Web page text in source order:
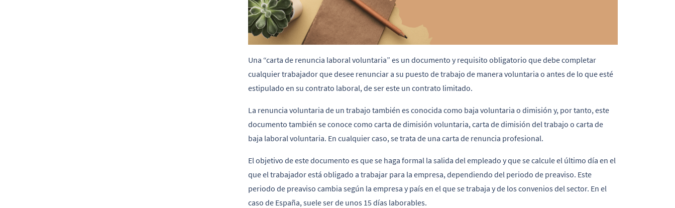
Una “carta de renuncia laboral voluntaria” es un documento y requisito obligatorio que debe completar
cualquier trabajador que desee renunciar a su puesto de trabajo de manera voluntaria o antes de lo que esté
estipulado en su contrato laboral, de ser este un contrato limitado.
La renuncia voluntaria de un trabajo también es conocida como baja voluntaria o dimisión y, por tanto, este
documento también se conoce como carta de dimisión voluntaria, carta de dimisión del trabajo o carta de
baja laboral voluntaria. En cualquier caso, se trata de una carta de renuncia profesional.
El objetivo de este documento es que se haga formal la salida del empleado y que se calcule el último día en el
que el trabajador está obligado a trabajar para la empresa, dependiendo del periodo de preaviso. Este
periodo de preaviso cambia según la empresa y país en el que se trabaja y de los convenios del sector. En el
caso de España, suele ser de unos 15 días laborables.